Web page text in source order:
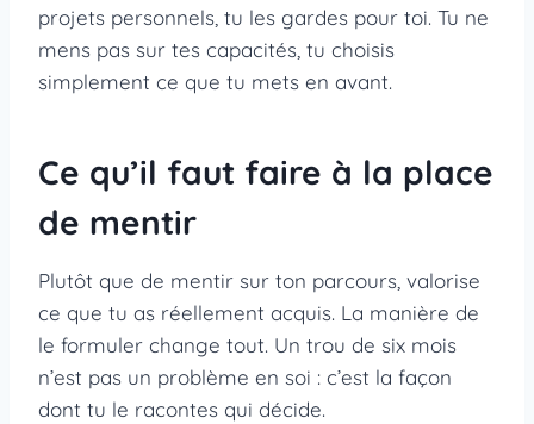
projets personnels, tu les gardes pour toi. Tu ne
mens pas sur tes capacités, tu choisis
simplement ce que tu mets en avant.
Ce qu’il faut faire à la place
de mentir
Plutôt que de mentir sur ton parcours, valorise
ce que tu as réellement acquis. La manière de
le formuler change tout. Un trou de six mois
n’est pas un problème en soi : c’est la façon
dont tu le racontes qui décide.